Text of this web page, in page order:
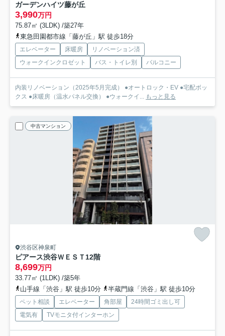
ガーデンハイツ藤が丘
3,990万円
75.87㎡ (3LDK) /築27年
東急田園都市線「藤が丘」駅 徒歩18分
エレベーター 床暖房
リノベーション済
ウォークインクロゼット
バス・トイレ別 バルコニー
内装リノベーション（2025年5月完成） ●オートロック・EV ●宅配ボッ
クス ●床暖房（温水パネル交換） ●ウォークイ... もっと見る
中古マンション
渋谷区神泉町
ピアース渋谷ＷＥＳＴ12階
8,699万円
33.77㎡ (1LDK) /築5年
山手線「渋谷」駅 徒歩10分
半蔵門線「渋谷」駅 徒歩10分
ペット相談 エレベーター 角部屋
24時間ゴミ出し可
電気有
TVモニタ付インターホン